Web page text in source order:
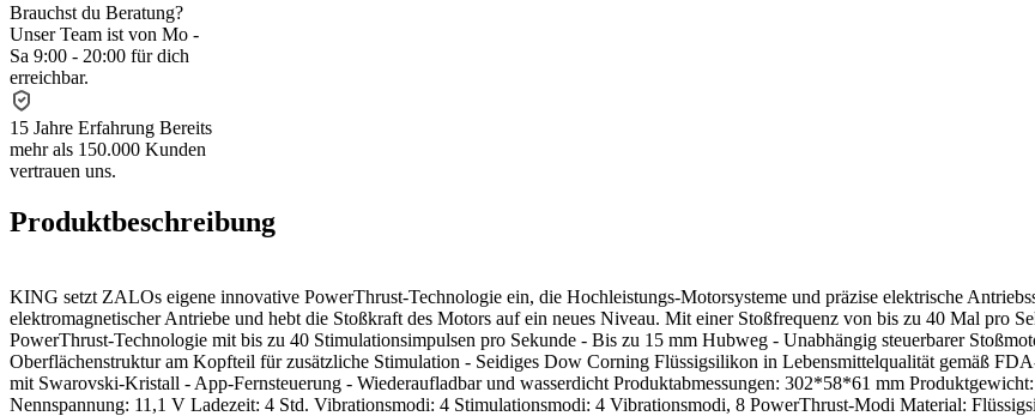
Brauchst du Beratung?
Unser Team ist von Mo -
Sa 9:00 - 20:00 für dich
erreichbar.
15 Jahre Erfahrung Bereits
mehr als 150.000 Kunden
vertrauen uns.
Produktbeschreibung
KING setzt ZALOs eigene innovative PowerThrust-Technologie ein, die Hochleistungs-Motorsysteme und präzise elektrische
elektromagnetischer Antriebe und hebt die Stoßkraft des Motors auf ein neues Niveau. Mit einer Stoßfrequenz von bis zu 40 Mal pro
PowerThrust-Technologie mit bis zu 40 Stimulationsimpulsen pro Sekunde - Bis zu 15 mm Hubweg - Unabhängig steuerbarer
Oberflächenstruktur am Kopfteil für zusätzliche Stimulation - Seidiges Dow Corning Flüssigsilikon in Lebensmittelqualität gemäß
mit Swarovski-Kristall - App-Fernsteuerung - Wiederaufladbar und wasserdicht Produktabmessungen: 302*58*61 mm
Nennspannung: 11,1 V Ladezeit: 4 Std. Vibrationsmodi: 4 Stimulationsmodi: 4 Vibrationsmodi, 8 PowerThrust-Modi Material: